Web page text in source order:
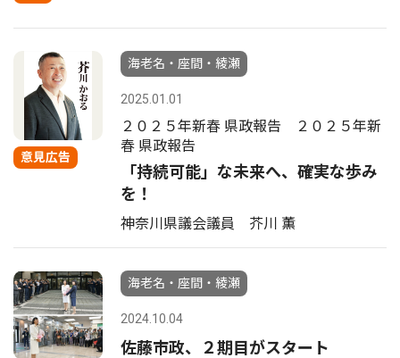
意見広告
海老名・座間・綾瀬
2025.01.01
２０２５年新春 県政報告 ２０２５年新
春 県政報告
「持続可能」な未来へ、確実な歩み
を！
神奈川県議会議員 芥川 薫
海老名・座間・綾瀬
2024.10.04
佐藤市政、２期目がスタート